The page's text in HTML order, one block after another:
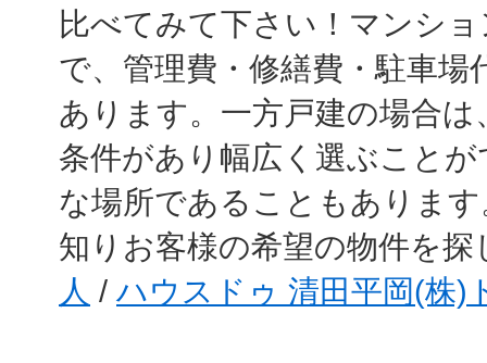
比べてみて下さい！マンシ
で、管理費・修繕費・駐車
あります。一方戸建の場合
条件があり幅広く選ぶこと
な場所であることもありま
知りお客様の希望の物件を
人 / ハウスドゥ 清田平岡(株)